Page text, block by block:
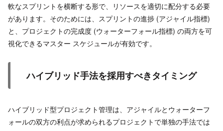
軟なスプリントを横断する形で、リソースを適切に配分する必要
があります。そのためには、スプリントの進捗 (アジャイル指標)
と、プロジェクトの完成度 (ウォーターフォール指標) の両方を可
視化できるマスター スケジュールが有効です。
ハイブリッド手法を採用すべきタイミング
ハイブリッド型プロジェクト管理は、アジャイルとウォーターフ
ォールの双方の利点が求められるプロジェクトで単独の手法では